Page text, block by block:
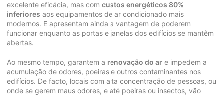
excelente eficácia, mas com custos energéticos 80%
inferiores aos equipamentos de ar condicionado mais
modernos. E apresentam ainda a vantagem de poderem
funcionar enquanto as portas e janelas dos edifícios se mantêm
abertas.
Ao mesmo tempo, garantem a renovação do ar e impedem a
acumulação de odores, poeiras e outros contaminantes nos
edifícios. De facto, locais com alta concentração de pessoas, ou
onde se gerem maus odores, e até poeiras ou insectos, vão